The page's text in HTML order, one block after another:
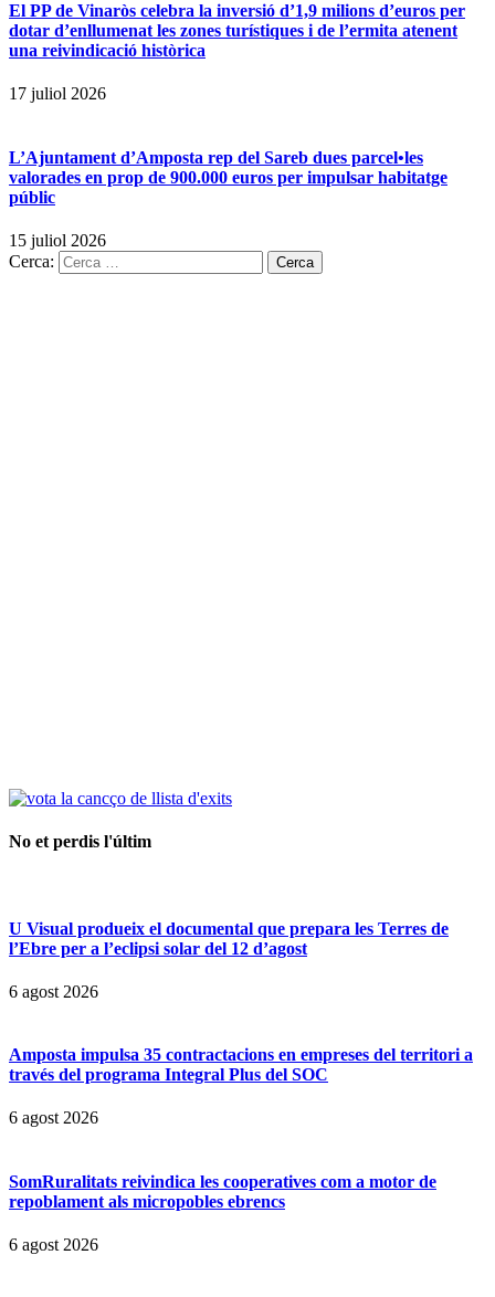
El PP de Vinaròs celebra la inversió d’1,9 milions d’euros per
dotar d’enllumenat les zones turístiques i de l’ermita atenent
una reivindicació històrica
17 juliol 2026
L’Ajuntament d’Amposta rep del Sareb dues parcel•les
valorades en prop de 900.000 euros per impulsar habitatge
públic
15 juliol 2026
Cerca:
No et perdis l'últim
U Visual produeix el documental que prepara les Terres de
l’Ebre per a l’eclipsi solar del 12 d’agost
6 agost 2026
Amposta impulsa 35 contractacions en empreses del territori a
través del programa Integral Plus del SOC
6 agost 2026
SomRuralitats reivindica les cooperatives com a motor de
repoblament als micropobles ebrencs
6 agost 2026